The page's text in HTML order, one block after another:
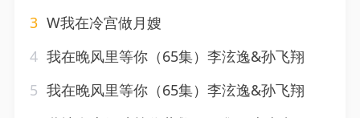
3 W我在冷宫做月嫂
4 我在晚风里等你（65集）李泫逸&孙飞翔
5 我在晚风里等你（65集）李泫逸&孙飞翔